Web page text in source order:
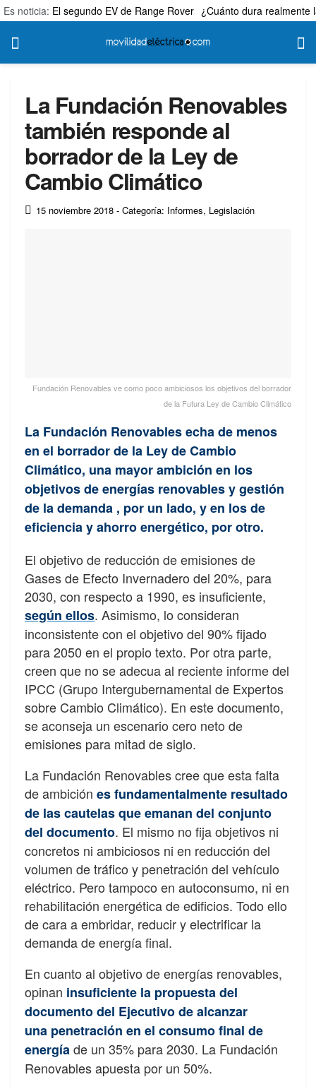
Es noticia: El segundo EV de Range Rover ¿Cuánto dura realmente
La Fundación Renovables
también responde al
borrador de la Ley de
Cambio Climático
15 noviembre 2018 - Categoría: Informes, Legislación
Fundación Renovables ve como poco ambiciosos los objetivos del borrador
de la Futura Ley de Cambio Climático
La Fundación Renovables echa de menos
en el borrador de la Ley de Cambio
Climático, una mayor ambición en los
objetivos de energías renovables y gestión
de la demanda , por un lado, y en los de
eficiencia y ahorro energético, por otro.
El objetivo de reducción de emisiones de
Gases de Efecto Invernadero del 20%, para
2030, con respecto a 1990, es insuficiente,
según ellos. Asimismo, lo consideran
inconsistente con el objetivo del 90% fijado
para 2050 en el propio texto. Por otra parte,
creen que no se adecua al reciente informe del
IPCC (Grupo Intergubernamental de Expertos
sobre Cambio Climático). En este documento,
se aconseja un escenario cero neto de
emisiones para mitad de siglo.
La Fundación Renovables cree que esta falta
de ambición es fundamentalmente resultado
de las cautelas que emanan del conjunto
del documento. El mismo no fija objetivos ni
concretos ni ambiciosos ni en reducción del
volumen de tráfico y penetración del vehículo
eléctrico. Pero tampoco en autoconsumo, ni en
rehabilitación energética de edificios. Todo ello
de cara a embridar, reducir y electrificar la
demanda de energía final.
En cuanto al objetivo de energías renovables,
opinan insuficiente la propuesta del
documento del Ejecutivo de alcanzar
una penetración en el consumo final de
energíade un 35% para 2030. La Fundación
Renovables apuesta por un 50%.